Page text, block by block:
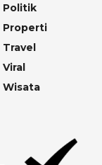
Politik
Properti
Travel
Viral
Wisata